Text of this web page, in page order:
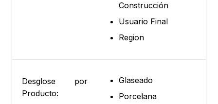
Construcción
Usuario Final
Region
Desglose por
Producto:
Glaseado
Porcelana